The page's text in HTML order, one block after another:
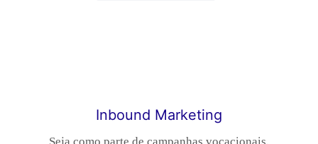
Inbound Marketing